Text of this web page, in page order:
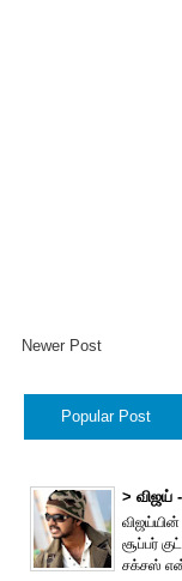
Newer Post
Popular Post
> விஜய் -
சூப்பர்
சக்சஸ்